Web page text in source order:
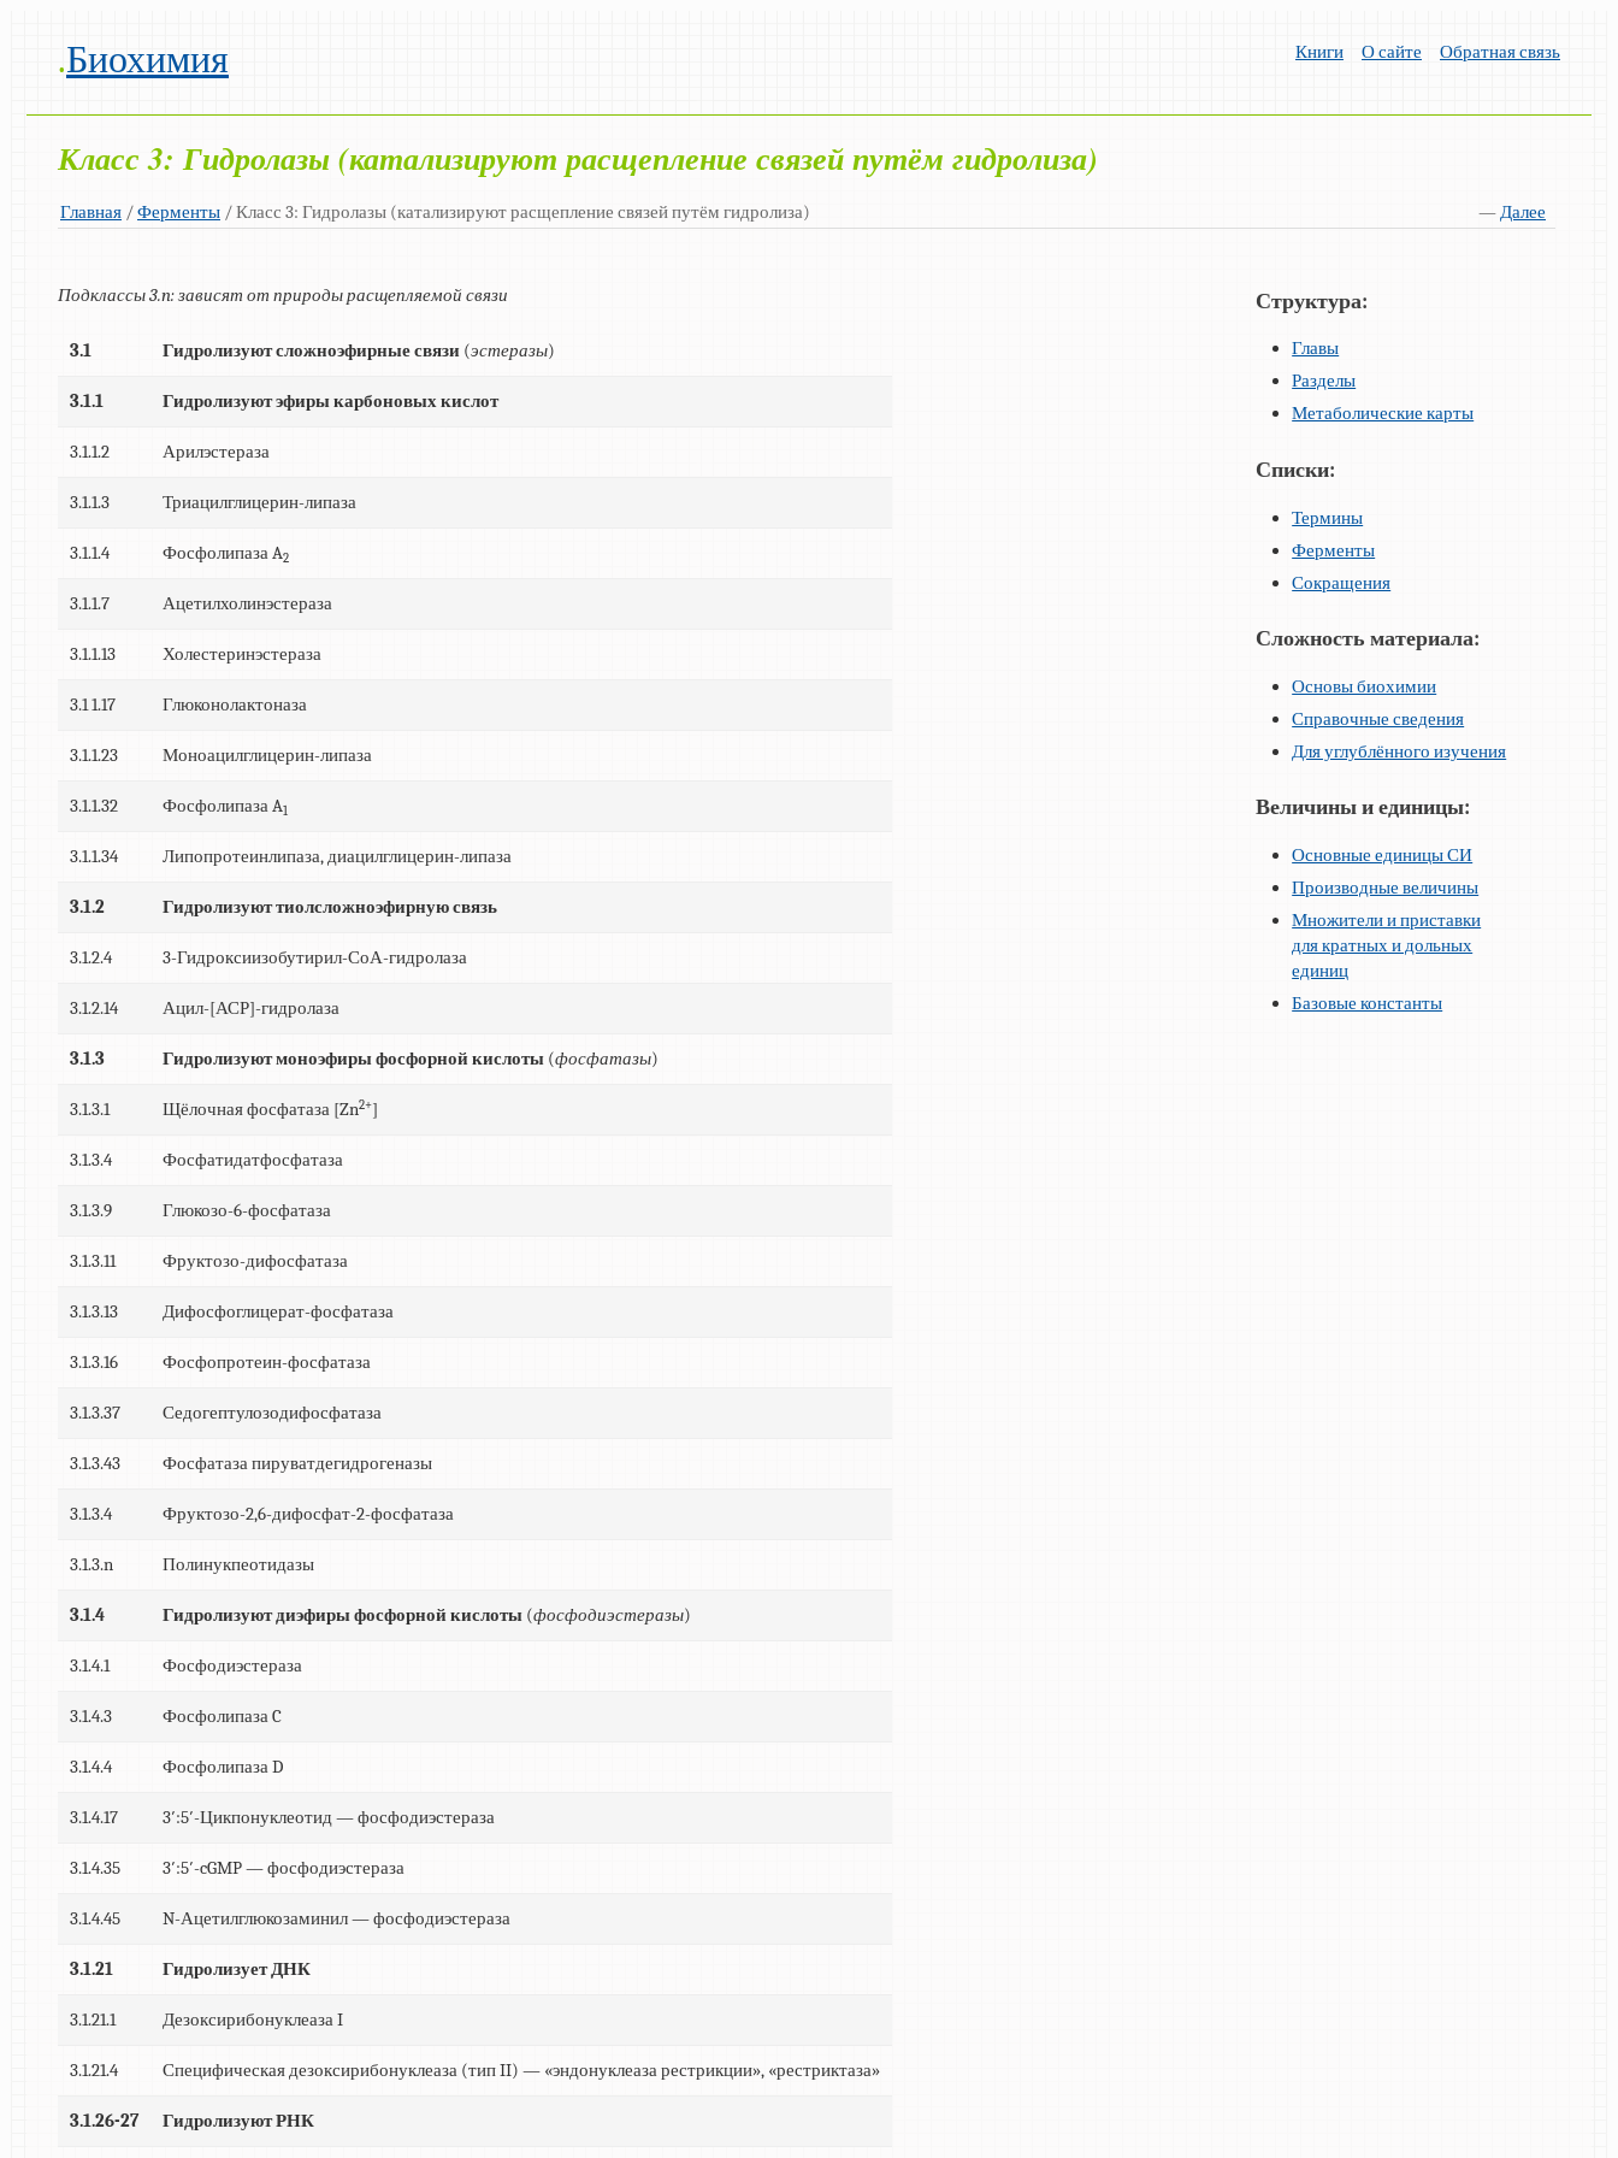
.Биохимия Книги О сайте Обратная связь
Класс 3: Гидролазы (катализируют расщепление связей путём гидролиза)
Главная / —Далее
Ферменты / Класс 3: Гидролазы (катализируют расщепление связей путём гидролиза)
Подклассы 3.n: зависят от природы расщепляемой связи
3.1 Гидролизуют сложноэфирные связи (эстеразы)
3.1.1 Гидролизуют эфиры карбоновых кислот
3.1.1.2 Арилэстераза
3.1.1.3 Триацилглицерин-липаза
3.1.1.4 Фосфолипаза A2
3.1.1.7 Ацетилхолинэстераза
3.1.1.13 Холестеринэстераза
3.1 1.17 Глюконолактоназа
3.1.1.23 Моноацилглицерин-липаза
3.1.1.32 Фосфолипаза A1
3.1.1.34 Липопротеинлипаза, диацилглицерин-липаза
3.1.2 Гидролизуют тиолсложноэфирную связь
3.1.2.4 3-Гидроксиизобутирил-СоА-гидролаза
3.1.2.14 Ацил-[АСР]-гидролаза
3.1.3 Гидролизуют моноэфиры фосфорной кислоты (фосфатазы)
3.1.3.1 Щёлочная фосфатаза [Zn2+]
3.1.3.4 Фосфатидатфосфатаза
3.1.3.9 Глюкозо-6-фосфатаза
3.1.3.11 Фруктозо-дифосфатаза
3.1.3.13 Дифосфоглицерат-фосфатаза
3.1.3.16 Фосфопротеин-фосфатаза
3.1.3.37 Седогептулозодифосфатаза
3.1.3.43 Фосфатаза пируватдегидрогеназы
3.1.3.4 Фруктозо-2,6-дифосфат-2-фосфатаза
3.1.3.n Полинукпеотидазы
3.1.4 Гидролизуют диэфиры фосфорной кислоты (фосфодиэстеразы)
3.1.4.1 Фосфодиэстераза
3.1.4.3 Фосфолипаза C
3.1.4.4 Фосфолипаза D
3.1.4.17 3′:5′-Цикпонуклеотид — фосфодиэстераза
3.1.4.35 3′:5′-cGMP — фосфодиэстераза
3.1.4.45 N-Ацетилглюкозаминил — фосфодиэстераза
3.1.21 Гидролизует ДНК
3.1.21.1 Дезоксирибонуклеаза I
3.1.21.4 Специфическая дезоксирибонуклеаза (тип II) — «эндонуклеаза рестрикции», «рестриктаза»
3.1.26-27 Гидролизуют РНК
Структура:
Главы
Разделы
Метаболические карты
Списки:
Термины
Ферменты
Сокращения
Сложность материала:
Основы биохимии
Справочные сведения
Для углублённого изучения
Величины и единицы:
Основные единицы СИ
Производные величины
Множители и приставки
для кратных и дольных
единиц
Базовые константы